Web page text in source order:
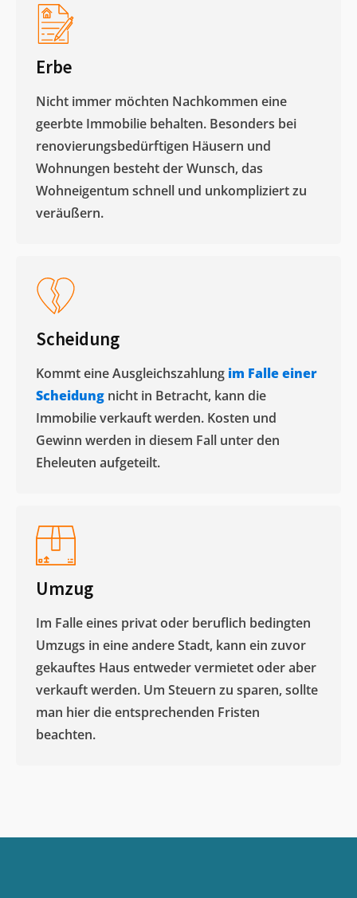
Erbe
Nicht immer möchten Nachkommen eine
geerbte Immobilie behalten. Besonders bei
renovierungsbedürftigen Häusern und
Wohnungen besteht der Wunsch, das
Wohneigentum schnell und unkompliziert zu
veräußern. ​
Scheidung
Kommt eine Ausgleichszahlung im Falle einer
Scheidung nicht in Betracht, kann die
Immobilie verkauft werden. Kosten und
Gewinn werden in diesem Fall unter den
Eheleuten aufgeteilt.​
Umzug
Im Falle eines privat oder beruflich bedingten
Umzugs in eine andere Stadt, kann ein zuvor
gekauftes Haus entweder vermietet oder aber
verkauft werden. Um Steuern zu sparen, sollte
man hier die entsprechenden Fristen
beachten.